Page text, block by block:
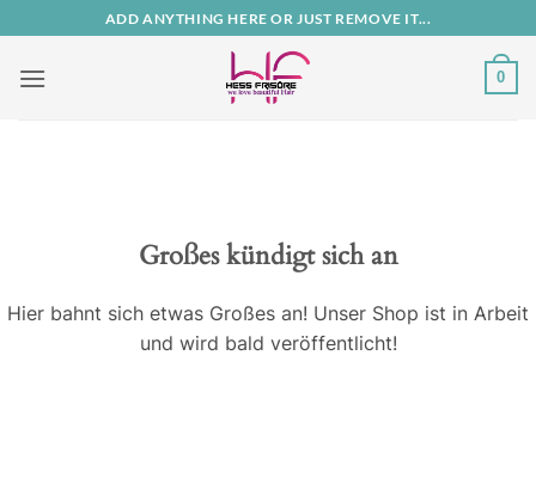
Inhalt
springen
ADD ANYTHING HERE OR JUST REMOVE IT...
0
Großes kündigt sich an
Hier bahnt sich etwas Großes an! Unser Shop ist in Arbeit
und wird bald veröffentlicht!